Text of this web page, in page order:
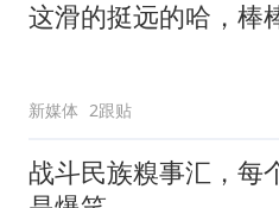
这滑的挺远的哈，棒
新媒体 2跟贴
战斗民族糗事汇，每